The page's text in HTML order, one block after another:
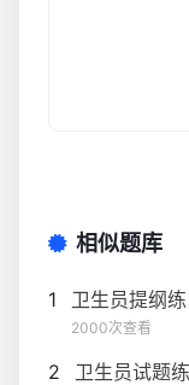
相似题库
1 卫生员提纲
2000次查看
2 卫生员试题